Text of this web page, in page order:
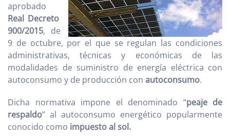
aprobado
Real Decreto
900/2015, de
9 de octubre, por el que se regulan las condiciones
administrativas, técnicas y económicas de las
modalidades de suministro de energía eléctrica con
autoconsumo y de producción con autoconsumo.
Dicha normativa impone el denominado “peaje de
respaldo” al autoconsumo energético popularmente
conocido como impuesto al sol.